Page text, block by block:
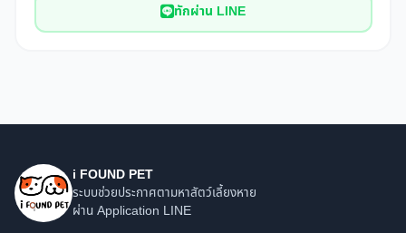
ทักผ่าน LINE
i FOUND PET
ระบบช่วยประกาศตามหาสัตว์เลี้ยงหาย
ผ่าน Application LINE